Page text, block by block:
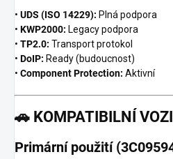
• UDS (ISO 14229): Plná podpora
• KWP2000: Legacy podpora
• TP2.0: Transport protokol
• DoIP: Ready (budoucnost)
• Component Protection: Aktivní
🚗 KOMPATIBILNÍ
Primární použití